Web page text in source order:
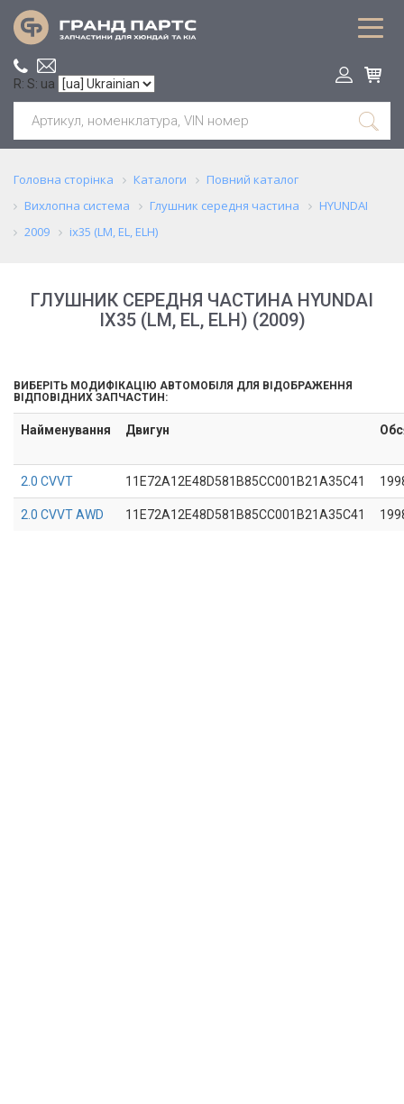
R: S: ua
Головна сторінка Каталоги
Повний каталог
Вихлопна система
Глушник середня частина
HYUNDAI
2009
ix35 (LM, EL, ELH)
ГЛУШНИК СЕРЕДНЯ ЧАСТИНА HYUNDAI
IX35 (LM, EL, ELH) (2009)
ВИБЕРІТЬ МОДИФІКАЦІЮ АВТОМОБІЛЯ ДЛЯ ВІДОБРАЖЕННЯ
ВІДПОВІДНИХ ЗАПЧАСТИН:
Найменування Двигун
2.0 CVVT 11E72A12E48D581B85CC001B21A35C41
2.0 CVVT AWD 11E72A12E48D581B85CC001B21A35C41